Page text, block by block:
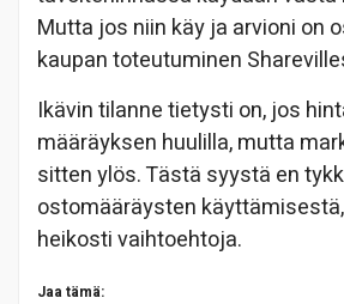
Mutta jos niin käy ja arvioni on
kaupan toteutuminen
Ikävin tilanne tietysti on, jos
määräyksen huulilla, mutta
sitten ylös. Tästä syystä en
ostomääräysten
heikosti vaihtoehtoja.
Jaa tämä: